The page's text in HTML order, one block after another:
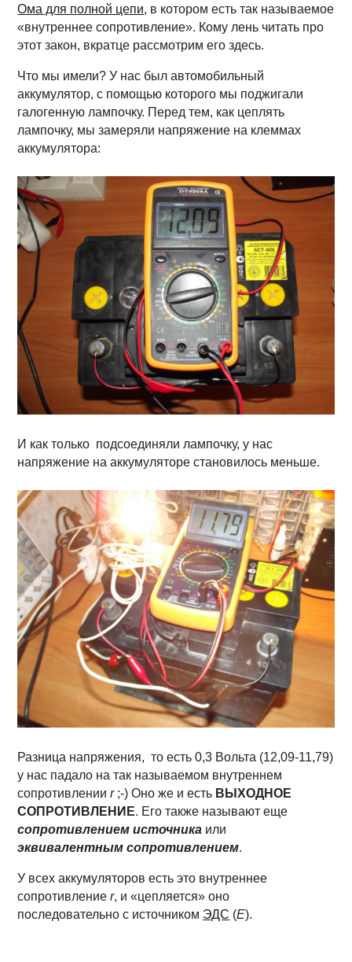
Ома для полной цепи, в котором есть так называемое
«внутреннее сопротивление». Кому лень читать про
этот закон, вкратце рассмотрим его здесь.
Что мы имели? У нас был автомобильный
аккумулятор, с помощью которого мы поджигали
галогенную лампочку. Перед тем, как цеплять
лампочку, мы замеряли напряжение на клеммах
аккумулятора:
И как только подсоединяли лампочку, у нас
напряжение на аккумуляторе становилось меньше.
Разница напряжения, то есть 0,3 Вольта (12,09-11,79)
у нас падало на так называемом внутреннем
сопротивленииr;-) Оно же и есть ВЫХОДНОЕ
СОПРОТИВЛЕНИЕ. Его также называют еще
сопротивлением источника или
эквивалентным сопротивлением.
У всех аккумуляторов есть это внутреннее
сопротивлениеr, и «цепляется» оно
последовательно с источником ЭДС (Е).